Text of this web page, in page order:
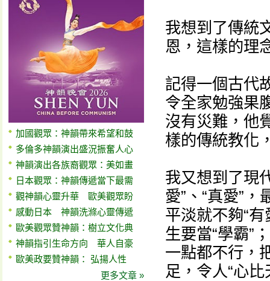
加國觀眾：神韻帶來希望和鼓
多倫多神韻演出盛況振奮人心
神韻演出各族裔觀眾：美如畫
日本觀眾：神韻傳遞當下最需
觀神韻心靈升華 歐美觀眾盼
感動日本 神韻洗滌心靈傳遞
歐美觀眾贊神韻：樹立文化典
神韻指引生命方向 華人自豪
歐美政要贊神韻： 弘揚人性
更多文章 »
我想到了傳統
恩，這樣的理
記得一個古代
令全家勉強果
沒有災難，他
樣的傳統教化
我又想到了現
愛”、“真愛”
平淡就不夠“有
生要當“學霸”
一點都不行，
足，令人“心比